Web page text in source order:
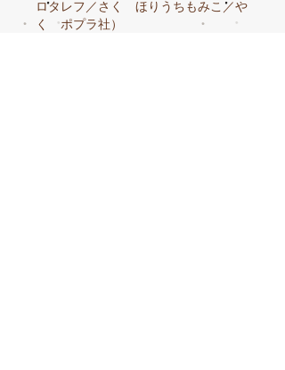
ロタレフ／さく ほりうちもみこ／や
く ポプラ社）